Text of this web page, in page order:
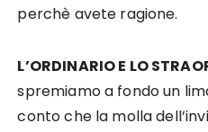
perchè avete ragione.
L’ORDINARIO E LO
spremiamo a fondo un
conto che la molla